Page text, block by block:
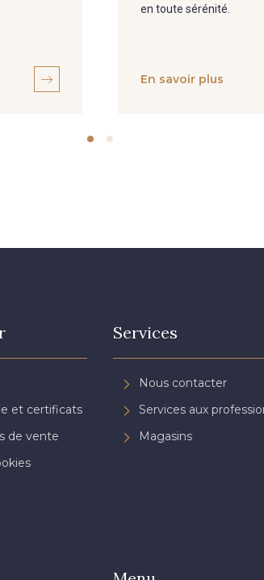
en toute sérénité.
En savoir plus
et certificats
de vente
Services
Nous contacter
Services aux
Magasins